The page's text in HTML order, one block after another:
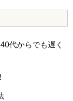
代からでも遅く